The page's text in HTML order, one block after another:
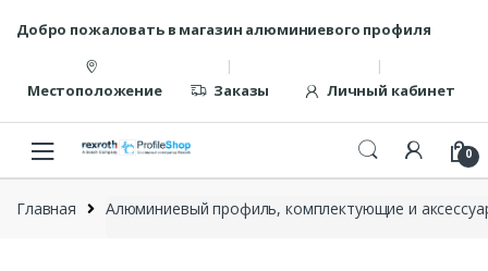
содержанию
Добро пожаловать в магазин алюминиевого профиля
Местоположение Заказы Личный кабинет
0
Главная Алюминиевый профиль, комплектующие и